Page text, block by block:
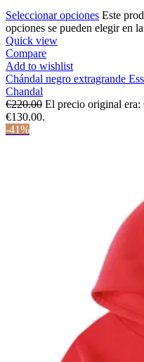
Seleccionar opciones Este
opciones se pueden elegir en
Quick view
Compare
Add to wishlist
Chándal negro extragrande
Chandal
€220.00 El precio original era:
€130.00.
-41%